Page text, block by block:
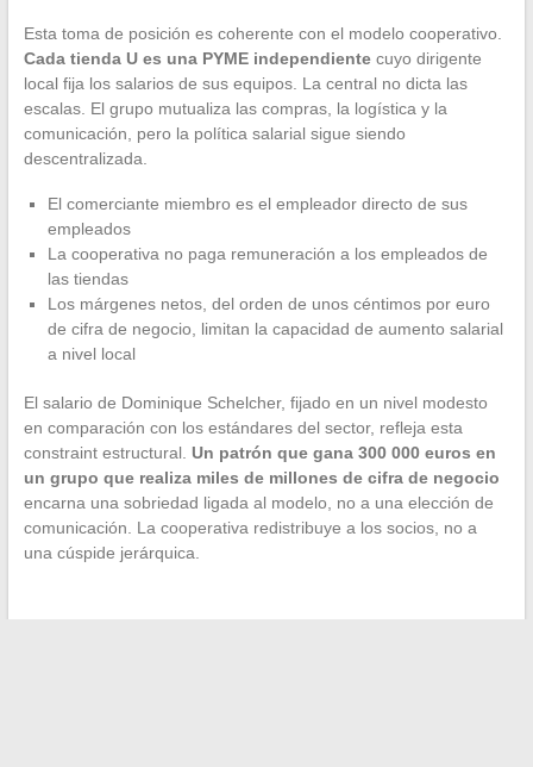
Esta toma de posición es coherente con el modelo cooperativo.
Cada tienda U es una PYME independientecuyo dirigente
local fija los salarios de sus equipos. La central no dicta las
escalas. El grupo mutualiza las compras, la logística y la
comunicación, pero la política salarial sigue siendo
descentralizada.
El comerciante miembro es el empleador directo de sus
empleados
La cooperativa no paga remuneración a los empleados de
las tiendas
Los márgenes netos, del orden de unos céntimos por euro
de cifra de negocio, limitan la capacidad de aumento salarial
a nivel local
El salario de Dominique Schelcher, fijado en un nivel modesto
en comparación con los estándares del sector, refleja esta
constraint estructural. Un patrón que gana 300 000 euros en
un grupo que realiza miles de millones de cifra de negocio
encarna una sobriedad ligada al modelo, no a una elección de
comunicación. La cooperativa redistribuye a los socios, no a
una cúspide jerárquica.